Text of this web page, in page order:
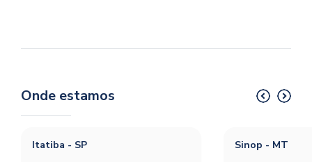
Onde estamos
Itatiba - SP
Sinop - MT